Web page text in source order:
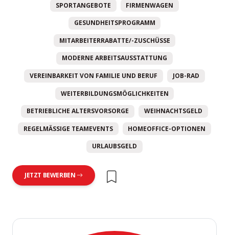
SPORTANGEBOTE FIRMENWAGEN
GESUNDHEITSPROGRAMM
MITARBEITERRABATTE/-ZUSCHÜSSE
MODERNE ARBEITSAUSSTATTUNG
VEREINBARKEIT VON FAMILIE UND BERUF JOB-RAD
WEITERBILDUNGSMÖGLICHKEITEN
BETRIEBLICHE ALTERSVORSORGE WEIHNACHTSGELD
REGELMÄSSIGE TEAMEVENTS HOMEOFFICE-OPTIONEN
URLAUBSGELD
JETZT BEWERBEN